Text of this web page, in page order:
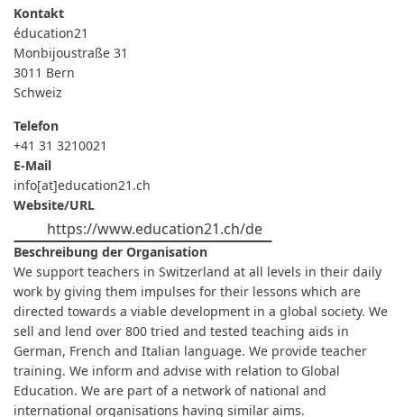
éducation21
Monbijoustraße 31
3011 Bern
Schweiz
Telefon
+41 31 3210021
E-Mail
info[at]education21.ch
Website/URL
https://www.education21.ch/de
Beschreibung der Organisation
We support teachers in Switzerland at all levels in their daily
work by giving them impulses for their lessons which are
directed towards a viable development in a global society. We
sell and lend over 800 tried and tested teaching aids in
German, French and Italian language. We provide teacher
training. We inform and advise with relation to Global
Education. We are part of a network of national and
international organisations having similar aims.